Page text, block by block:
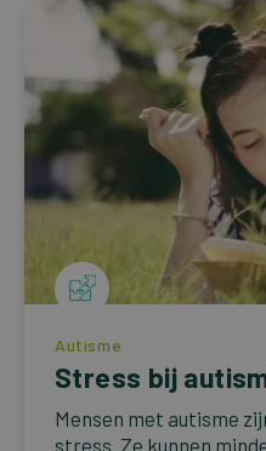
Autisme
Stress bij
Mensen met autisme
stress. Ze kunnen